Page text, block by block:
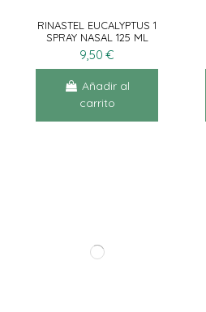
RINASTEL EUCALYPTUS 1
SPRAY NASAL 125 ML
9,50 €
Añadir al
carrito